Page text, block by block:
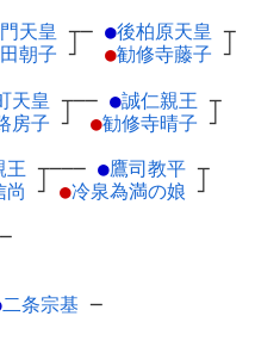
天皇 ┬
朝子 ┘
─ ●後柏原天皇 ┬
●勧修寺藤子 ┘
天皇 ┬
房子 ┘
── ●誠仁親王 ┬
●勧修寺晴子 ┘
王 ┬
尚 ┘
─── ●鷹司教平 ┬
●冷泉為満の娘 ┘
─
二条宗基 ─